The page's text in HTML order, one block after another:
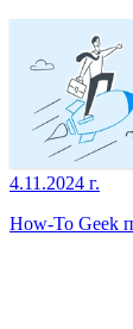
4.11.2024 г.
How-To Geek